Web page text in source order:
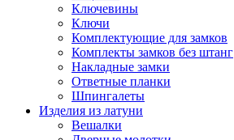
Ключевины
Ключи
Комплектующие для замков
Комплекты замков без штанг
Накладные замки
Ответные планки
Шпингалеты
Изделия из латуни
Вешалки